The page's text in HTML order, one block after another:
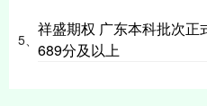
5、
祥盛期权 广东本科批次正
689分及以上